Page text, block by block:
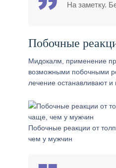
На заметку.
Побочные
Мидокалм, применение
возможными побочными
лечение останавливают и
Побочные реакции от
чем у мужчин